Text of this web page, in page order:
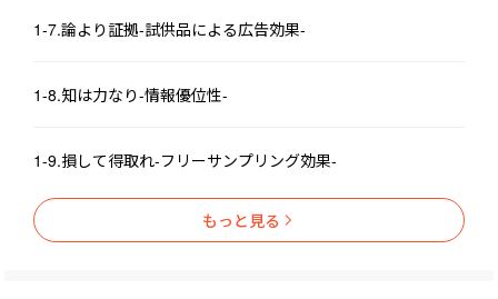
ＡＩと未来知識を武器に、
“家系そのもの”を成り上がらせる、
～令和のスマホＡＩで、俺の家系を超大金持ちにします！～』
【作者より】
本作はChatGPT/Gemini/Claude/Grok/NovelAI等を活用し、AIと
1-7.論より証拠-試供品による広告効果-
1-8.知は力なり-情報優位性-
1-9.損して得取れ-フリーサンプリング効果-
もっと見る